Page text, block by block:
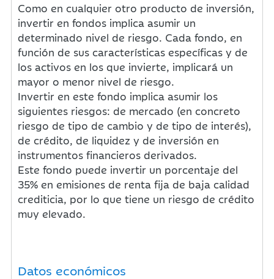
Como en cualquier otro producto de inversión,
invertir en fondos implica asumir un
determinado nivel de riesgo. Cada fondo, en
función de sus características específicas y de
los activos en los que invierte, implicará un
mayor o menor nivel de riesgo.
Invertir en este fondo implica asumir los
siguientes riesgos: de mercado (en concreto
riesgo de tipo de cambio y de tipo de interés),
de crédito, de liquidez y de inversión en
instrumentos financieros derivados.
Este fondo puede invertir un porcentaje del
35% en emisiones de renta fija de baja calidad
crediticia, por lo que tiene un riesgo de crédito
muy elevado.
Datos económicos